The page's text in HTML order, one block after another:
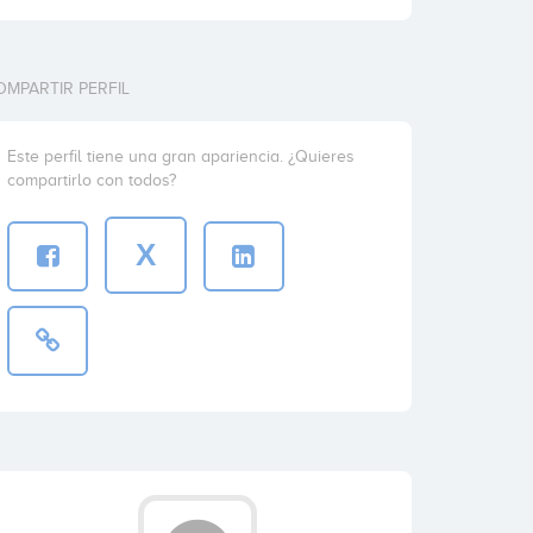
PERFIL
Este perfil tiene una gran apariencia. ¿Quieres
compartirlo con todos?
X